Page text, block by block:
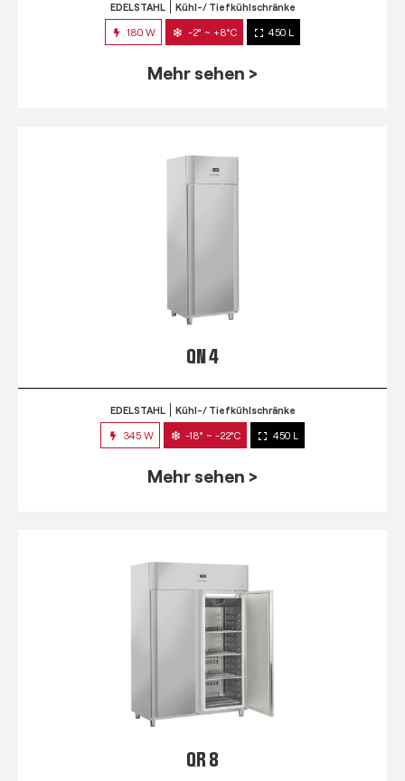
EDELSTAHL Kühl-/ Tiefkühlschränke
180 W -2° ~ +8°C 450 L
Mehr sehen >
QN 4
EDELSTAHL Kühl-/ Tiefkühlschränke
345 W -18° ~ -22°C 450 L
Mehr sehen >
QR 8